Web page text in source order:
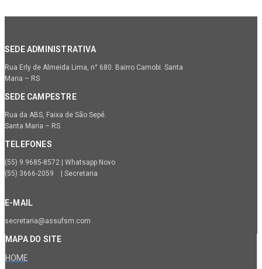
SEDE ADMINISTRATIVA
Rua Erly de Almeida Lima, n° 680. Bairro Camobi. Santa
Maria – RS
SEDE CAMPESTRE
Rua da ABS, Faixa de São Sepé.
Santa Maria – RS
TELEFONES
(55) 9.9685-8572 | Whatsapp Novo
(55) 3666-2059 | Secretaria
E-MAIL
secretaria@assufsm.com
MAPA DO SITE
HOME